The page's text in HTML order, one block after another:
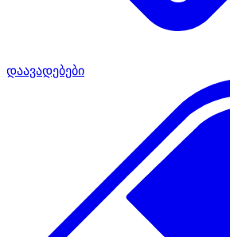
დაავადებები